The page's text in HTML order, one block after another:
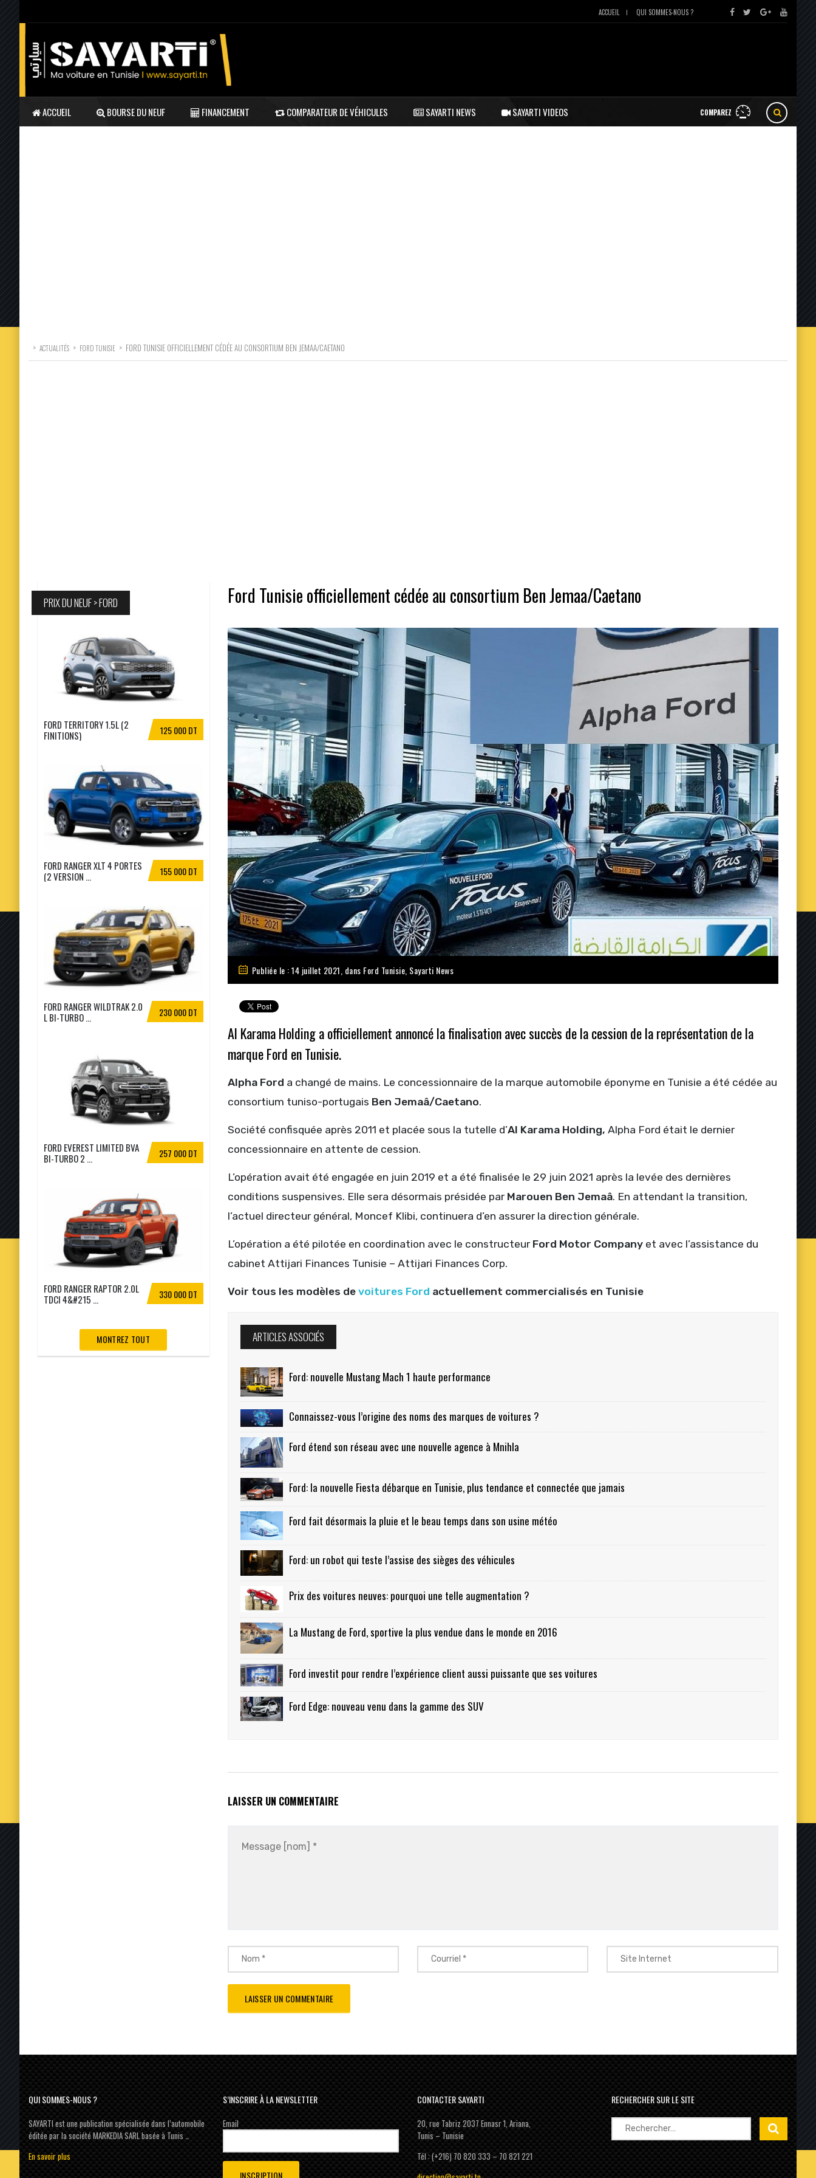
ACCUEIL QUI SOMMES-NOUS ?
COMPAREZ
ACCUEIL BOURSE DU NEUF FINANCEMENT COMPARATEUR DE VÉHICULES SAYARTI NEWS SAYARTI VIDEOS
> ACTUALITÉS > FORD TUNISIE > FORD TUNISIE OFFICIELLEMENT CÉDÉE AU CONSORTIUM BEN JEMAA/CAETANO
Ford Tunisie officiellement cédée au consortium Ben Jemaa/Caetano
Publiée le : 14 juillet 2021, dans Ford Tunisie Sayarti News
Al Karama Holding a officiellement annoncé la finalisation avec succès de la cession de la représentation de la
marque Ford en Tunisie.
Alpha Ford a changé de mains. Le concessionnaire de la marque automobile éponyme en Tunisie a été cédée au
consortium tuniso-portugais Ben Jemaâ/Caetano.
Société confisquée après 2011 et placée sous la tutelle d’Al Karama Holding, Alpha Ford était le dernier
concessionnaire en attente de cession.
L’opération avait été engagée en juin 2019 et a été finalisée le 29 juin 2021 après la levée des dernières
conditions suspensives. Elle sera désormais présidée par Marouen Ben Jemaâ. En attendant la transition,
l’actuel directeur général, Moncef Klibi, continuera d’en assurer la direction générale.
L’opération a été pilotée en coordination avec le constructeur Ford Motor Companyet avec l’assistance du
cabinet Attijari Finances Tunisie – Attijari Finances Corp.
Voir tous les modèles de voitures Ford actuellement commercialisés en Tunisie
ARTICLES ASSOCIÉS
Ford: nouvelle Mustang Mach 1 haute performance
Connaissez-vous l’origine des noms des marques de voitures ?
Ford étend son réseau avec une nouvelle agence à Mnihla
Ford: la nouvelle Fiesta débarque en Tunisie, plus tendance et connectée que jamais
Ford fait désormais la pluie et le beau temps dans son usine météo
Ford: un robot qui teste l’assise des sièges des véhicules
Prix des voitures neuves: pourquoi une telle augmentation ?
La Mustang de Ford, sportive la plus vendue dans le monde en 2016
Ford investit pour rendre l’expérience client aussi puissante que ses voitures
Ford Edge: nouveau venu dans la gamme des SUV
LAISSER UN COMMENTAIRE
PRIX DU NEUF > FORD
125 000 DT
FORD TERRITORY 1.5L (2
FINITIONS)
155 000 DT
FORD RANGER XLT 4 PORTES
(2 VERSION ...
230 000 DT
FORD RANGER WILDTRAK 2.0
L BI-TURBO ...
257 000 DT
FORD EVEREST LIMITED BVA
BI-TURBO 2 ...
330 000 DT
FORD RANGER RAPTOR 2.0L
TDCI 4&#215 ...
MONTREZ TOUT
QUI SOMMES-NOUS ?
SAYARTI est une publication spécialisée dans l’automobile
éditée par la société MARKEDIA SARL basée à Tunis …
En savoir plus
S’INSCRIRE À LA NEWSLETTER
Email
CONTACTER SAYARTI
20, rue Tabriz 2037 Ennasr 1, Ariana,
Tunis – Tunisie
Tél : (+216) 70 820 333 – 70 821 221
RECHERCHER SUR LE SITE
Rechercher :